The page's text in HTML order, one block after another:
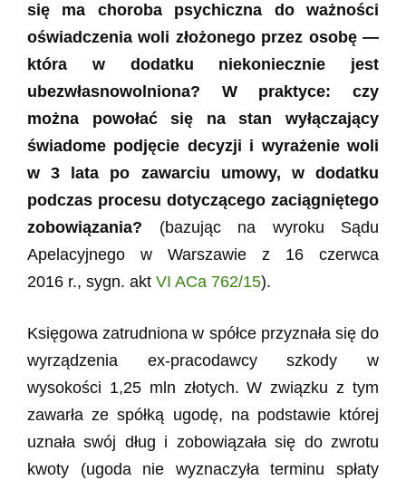
się ma choroba psychiczna do ważności
oświadczenia woli złożonego przez osobę —
która w dodatku niekoniecznie jest
ubezwłasnowolniona? W praktyce: czy
można powołać się na stan wyłączający
świadome podjęcie decyzji i wyrażenie woli
w 3 lata po zawarciu umowy, w dodatku
podczas procesu dotyczącego zaciągniętego
zobowiązania? (bazując na wyroku Sądu
Apelacyjnego w Warszawie z 16 czerwca
2016 r., sygn. akt VI ACa 762/15).
Księgowa zatrudniona w spółce przyznała się do
wyrządzenia ex-pracodawcy szkody w
wysokości 1,25 mln złotych. W związku z tym
zawarła ze spółką ugodę, na podstawie której
uznała swój dług i zobowiązała się do zwrotu
kwoty (ugoda nie wyznaczyła terminu spłaty